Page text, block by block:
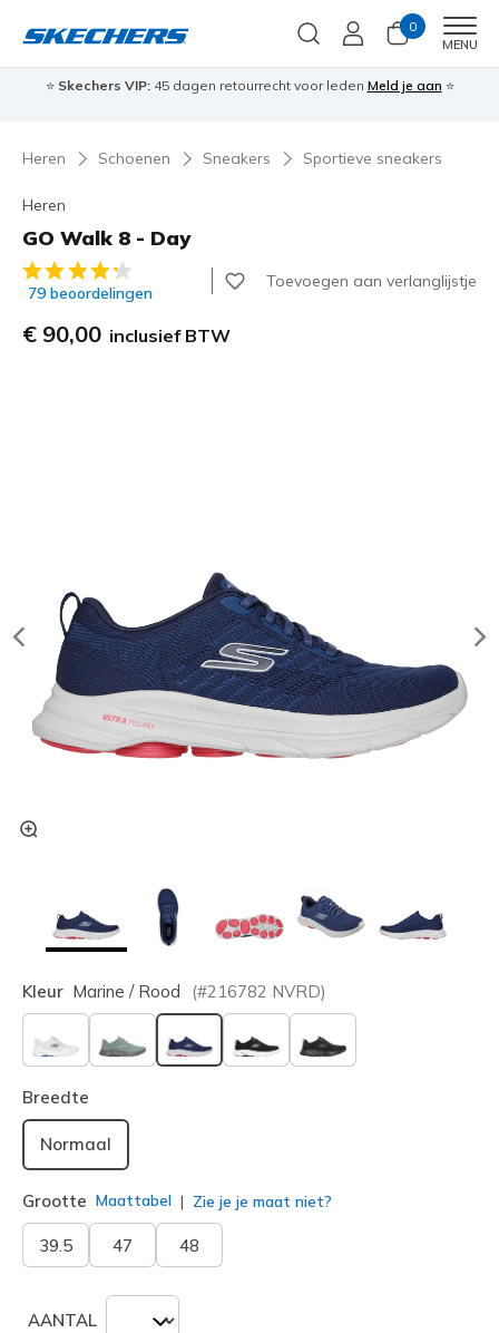
0
MENU
⭐ Skechers VIP:45 dagen retourrecht voor leden Meld je aan ⭐
Heren Schoenen Sneakers Sportieve sneakers
Heren
GO Walk 8 - Day
3,4 van de 5 klantbeoordelingen
79 beoordelingen
Toevoegen aan verlanglijstje
€ 90,00 inclusief BTW
Kleur Marine / Rood (#216782 NVRD)
geselecteerd
Breedte
Normaal
Grootte Maattabel Zie je je maat niet?
39.5 47 48
AANTAL